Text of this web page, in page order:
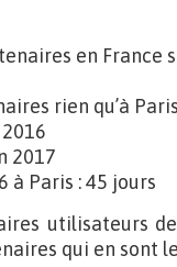
en France
rien qu’à
2017
à Paris : 45 jours
utilisateurs
qui en sont